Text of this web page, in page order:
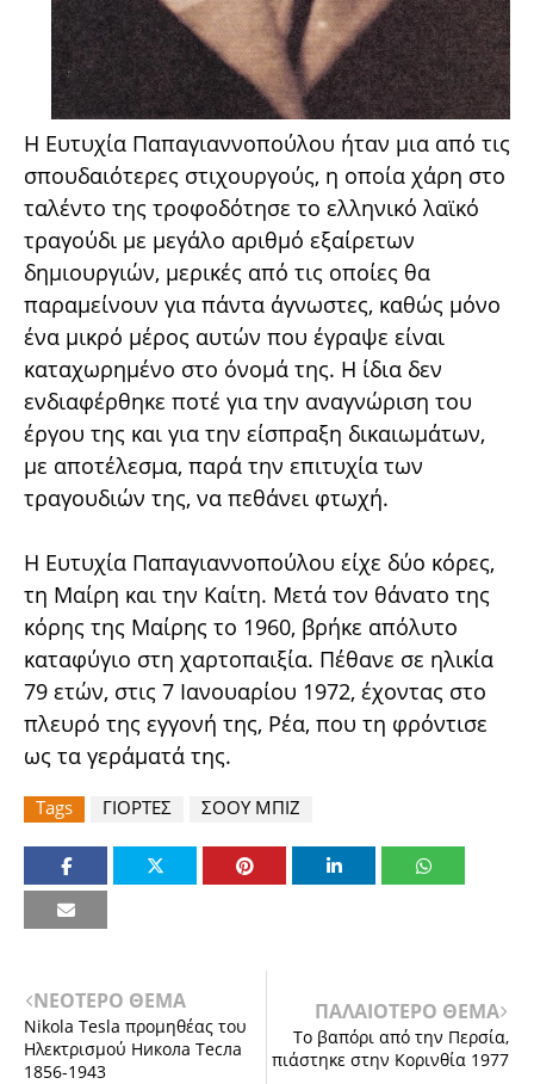
Η Ευτυχία Παπαγιαννοπούλου ήταν μια από τις
σπουδαιότερες στιχουργούς, η οποία χάρη στο
ταλέντο της τροφοδότησε το ελληνικό λαϊκό
τραγούδι με μεγάλο αριθμό εξαίρετων
δημιουργιών, μερικές από τις οποίες θα
παραμείνουν για πάντα άγνωστες, καθώς μόνο
ένα μικρό μέρος αυτών που έγραψε είναι
καταχωρημένο στο όνομά της. Η ίδια δεν
ενδιαφέρθηκε ποτέ για την αναγνώριση του
έργου της και για την είσπραξη δικαιωμάτων,
με αποτέλεσμα, παρά την επιτυχία των
τραγουδιών της, να πεθάνει φτωχή.
Η Ευτυχία Παπαγιαννοπούλου είχε δύο κόρες,
τη Μαίρη και την Καίτη. Μετά τον θάνατο της
κόρης της Μαίρης το 1960, βρήκε απόλυτο
καταφύγιο στη χαρτοπαιξία. Πέθανε σε ηλικία
79 ετών, στις 7 Ιανουαρίου 1972, έχοντας στο
πλευρό της εγγονή της, Ρέα, που τη φρόντισε
ως τα γεράματά της.
Tags ΓΙΟΡΤΕΣ ΣΟΟΥ ΜΠΙΖ
ΝΕΟΤΕΡΟ ΘΕΜΑ
Nikola Tesla προμηθέας του
Ηλεκτρισμού Никола Тесла
1856-1943
ΠΑΛΑΙΟΤΕΡΟ ΘΕΜΑ
Το βαπόρι από την Περσία,
πιάστηκε στην Κορινθία 1977